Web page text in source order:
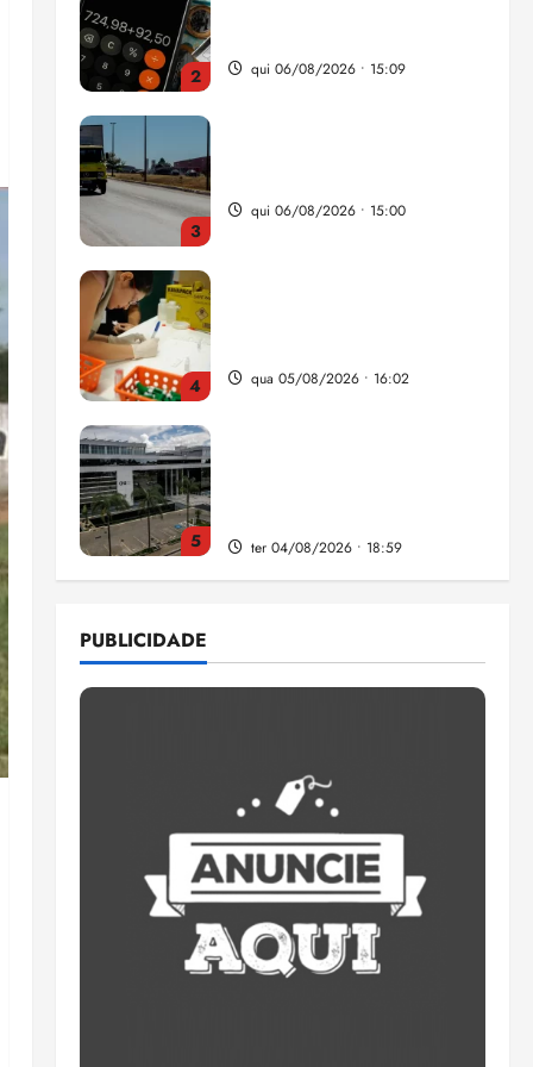
2 qui 06/08/2026 • 15:09
3
qui 06/08/2026 • 15:00
4 qua 05/08/2026 • 16:02
5 ter 04/08/2026 • 18:59
participação
qui 06/08/2026 • 15:18
2
da renda é comprometida
com dívidas
qui 06/08/2026 • 15:09
Entenda o que muda com a
nova Lei do Frete
qui 06/08/2026 • 15:00
PUBLICIDADE